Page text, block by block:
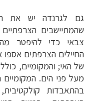
גם לגרנדה יש את
שהמתיישבים
צבאי כדי להיפטר
החיילים הצרפתים
של האי; והמקומיים,
מעל פני הים.
בהתאבדות